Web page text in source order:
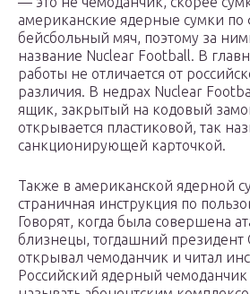
американские ядерные сумки
бейсбольный мяч, поэтому за
название Nuclear Football. В
работы не отличается от
различия. В недрах Nuclear
ящик, закрытый на кодовый
открывается пластиковой, так
санкционирующей карточкой.
Также в американской ядерной
страничная инструкция по
Говорят, когда была совершена
близнецы, тогдашний
открывал чемоданчик и читал
Российский ядерный